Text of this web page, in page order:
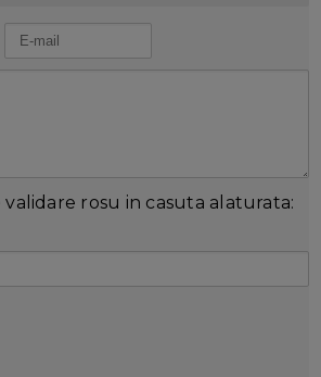
rosu in casuta alaturata: